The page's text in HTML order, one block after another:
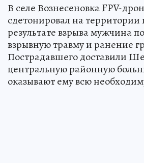
В селе Вознесеновка FPV-
сдетонировал на
результате взрыва мужчина
взрывную травму и ранение
Пострадавшего доставили
центральную районную
оказывают ему всю